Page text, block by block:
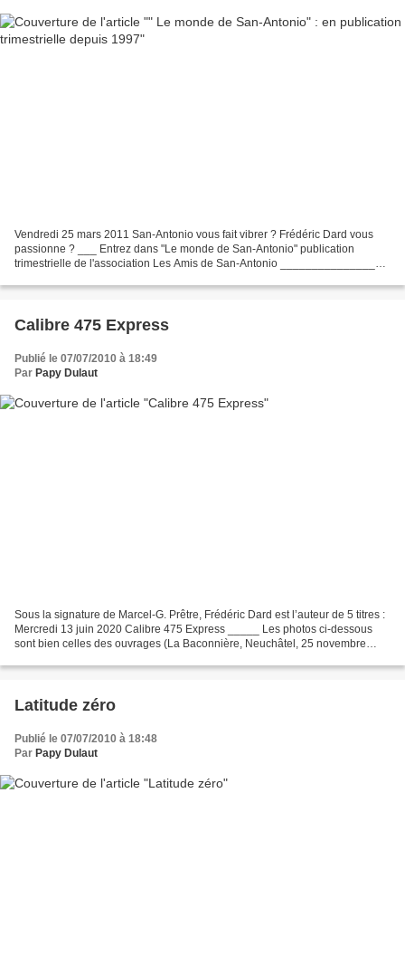
Vendredi 25 mars 2011 San-Antonio vous fait vibrer ? Frédéric Dard vous
passionne ? ___ Entrez dans "Le monde de San-Antonio" publication
trimestrielle de l'association Les Amis de San-Antonio _________________
Calibre 475 Express
Publié le 07/07/2010 à 18:49
Par Papy Dulaut
Sous la signature de Marcel-G. Prêtre, Frédéric Dard est l’auteur de 5 titres :
Mercredi 13 juin 2020 Calibre 475 Express _____ Les photos ci-dessous
sont bien celles des ouvrages (La Baconnière, Neuchâtel, 25 novembre
Latitude zéro
Publié le 07/07/2010 à 18:48
Par Papy Dulaut